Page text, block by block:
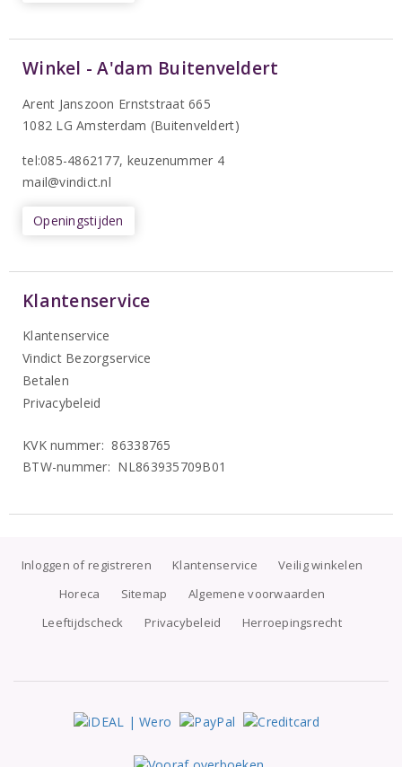
Winkel - A'dam Buitenveldert
Arent Janszoon Ernststraat 665
1082 LG Amsterdam (Buitenveldert)
tel:085-4862177, keuzenummer 4
mail@vindict.nl
Openingstijden
Klantenservice
Klantenservice
Vindict Bezorgservice
Betalen
Privacybeleid
KVK nummer: 86338765
BTW-nummer: NL863935709B01
Inloggen of registreren Klantenservice
Veilig winkelen
Horeca
Sitemap
Algemene voorwaarden
Leeftijdscheck
Privacybeleid Herroepingsrecht